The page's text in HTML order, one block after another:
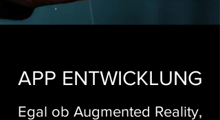
APP ENTWICKLUNG
Egal ob Augmented Reality,